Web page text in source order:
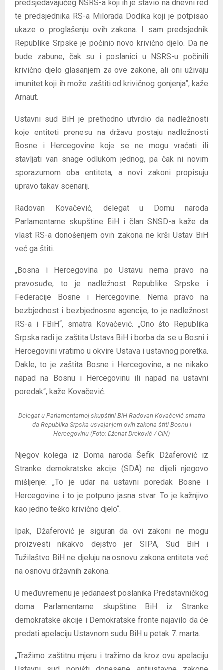
predsjedavajućeg NSRS-a koji ih je stavio na dnevni red
te predsjednika RS-a Milorada Dodika koji je potpisao
ukaze o proglašenju ovih zakona. I sam predsjednik
Republike Srpske je počinio novo krivično djelo. Da ne
bude zabune, čak su i poslanici u NSRS-u počinili
krivično djelo glasanjem za ove zakone, ali oni uživaju
imunitet koji ih može zaštiti od krivičnog gonjenja”, kaže
Arnaut.
Ustavni sud BiH je prethodno utvrdio da nadležnosti
koje entiteti prenesu na državu postaju nadležnosti
Bosne i Hercegovine koje se ne mogu vraćati ili
stavljati van snage odlukom jednog, pa čak ni novim
sporazumom oba entiteta, a novi zakoni propisuju
upravo takav scenarij.
Radovan Kovačević, delegat u Domu naroda
Parlamentarne skupštine BiH i član SNSD-a kaže da
vlast RS-a donošenjem ovih zakona ne krši Ustav BiH
već ga štiti.
„Bosna i Hercegovina po Ustavu nema pravo na
pravosuđe, to je nadležnost Republike Srpske i
Federacije Bosne i Hercegovine. Nema pravo na
bezbjednost i bezbjednosne agencije, to je nadležnost
RS-a i FBiH“, smatra Kovačević. „Ono što Republika
Srpska radi je zaštita Ustava BiH i borba da se u Bosni i
Hercegovini vratimo u okvire Ustava i ustavnog poretka.
Dakle, to je zaštita Bosne i Hercegovine, a ne nikako
napad na Bosnu i Hercegovinu ili napad na ustavni
poredak“, kaže Kovačević.
Delegat u Parlamentarnoj skupštini BiH Radovan Kovačević smatra
da Republika Srpska usvajanjem ovih zakona štiti Bosnu i
Hercegovinu (Foto: Dženat Dreković / CIN)
Njegov kolega iz Doma naroda Šefik Džaferović iz
Stranke demokratske akcije (SDA) ne dijeli njegovo
mišljenje: „To je udar na ustavni poredak Bosne i
Hercegovine i to je potpuno jasna stvar. To je kažnjivo
kao jedno teško krivično djelo“.
Ipak, Džaferović je siguran da ovi zakoni ne mogu
proizvesti nikakvo dejstvo jer SIPA, Sud BiH i
Tužilaštvo BiH ne djeluju na osnovu zakona entiteta već
na osnovu državnih zakona.
U međuvremenu je jedanaest poslanika Predstavničkog
doma Parlamentarne skupštine BiH iz Stranke
demokratske akcije i Demokratske fronte najavilo da će
predati apelaciju Ustavnom sudu BiH u petak 7. marta.
„Tražimo zaštitnu mjeru i tražimo da kroz ovu apelaciju